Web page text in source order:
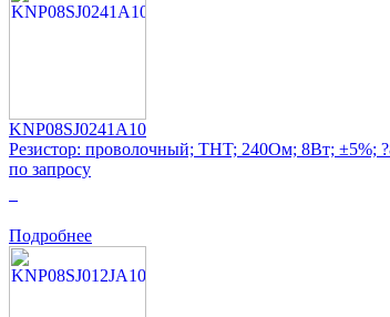
KNP08SJ0241A10
Резистор: проволочный; THT; 240Ом; 8Вт; ±5%;
по запросу
Подробнее